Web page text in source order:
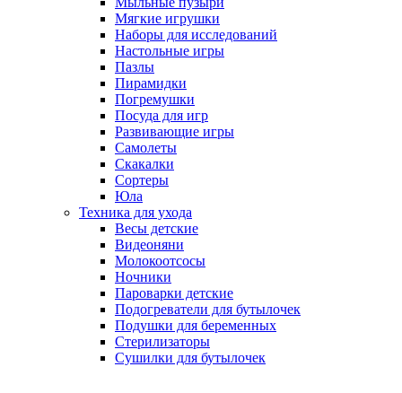
Мягкие игрушки
Наборы для исследований
Настольные игры
Пазлы
Пирамидки
Погремушки
Посуда для игр
Развивающие игры
Самолеты
Скакалки
Сортеры
Юла
Техника для ухода
Весы детские
Видеоняни
Молокоотсосы
Ночники
Пароварки детские
Подогреватели для бутылочек
Подушки для беременных
Стерилизаторы
Сушилки для бутылочек